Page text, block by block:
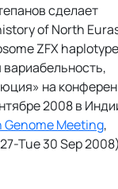
сделает
of North
ZFX
на
2008 в
Genome Meeting,
Tue 30 Sep